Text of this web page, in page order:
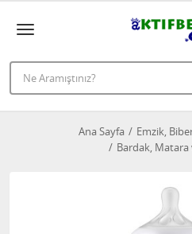
Ana Sayfa
Emzik,
Bardak, Matara